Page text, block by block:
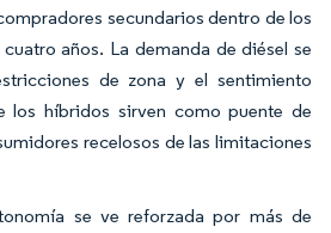
secundarios dentro de los
años. La demanda de diésel se
de zona y el sentimiento
los híbridos sirven como puente de
recelosos de las limitaciones
se ve reforzada por más de